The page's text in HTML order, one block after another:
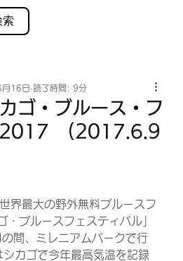
ゴ・ブルース・フ
2017 (2017.6.9
16日 読了時間: 9分
価されています。
最大の野外無料ブルースフ
・ブルースフェスティバル」
間、ミレニアムパークで行
カゴで今年最高気温を記録